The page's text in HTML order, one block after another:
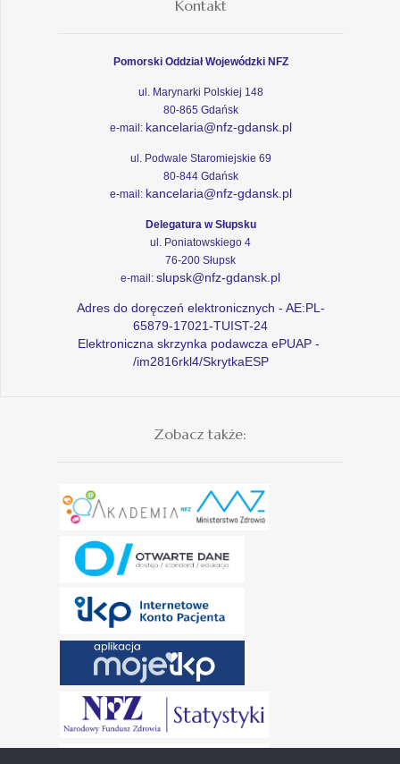
Kontakt
Pomorski Oddział Wojewódzki NFZ
ul. Marynarki Polskiej 148
80-865 Gdańsk
e-mail: kancelaria@nfz-gdansk.pl
ul. Podwale Staromiejskie 69
80-844 Gdańsk
e-mail: kancelaria@nfz-gdansk.pl
Delegatura w Słupsku
ul. Poniatowskiego 4
76-200 Słupsk
e-mail: slupsk@nfz-gdansk.pl
Adres do doręczeń elektronicznych - AE:PL-
65879-17021-TUIST-24
Elektroniczna skrzynka podawcza ePUAP -
/im2816rkl4/SkrytkaESP
Zobacz także: